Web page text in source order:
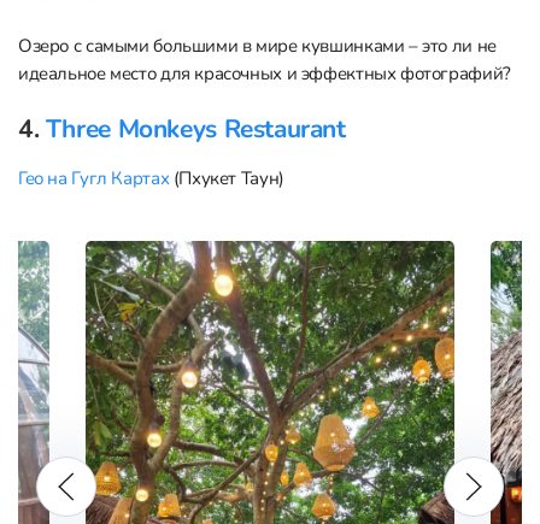
Озеро с самыми большими в мире кувшинками – это ли не
идеальное место для красочных и эффектных фотографий?
4.Three Monkeys Restaurant
Гео на Гугл Картах(Пхукет Таун)